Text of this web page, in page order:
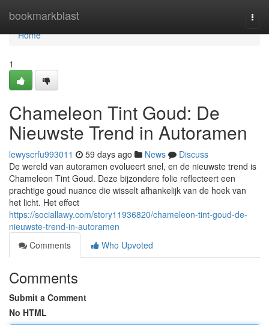
bookmarkblast
Home
Home
1
Chameleon Tint Goud: De
Nieuwste Trend in Autoramen
lewyscrfu993011 59 days ago News
Discuss
De wereld van autoramen evolueert snel, en de nieuwste trend is
Chameleon Tint Goud. Deze bijzondere folie reflecteert een
prachtige goud nuance die wisselt afhankelijk van de hoek van
het licht. Het effect
https://sociallawy.com/story11936820/chameleon-tint-goud-de-
nieuwste-trend-in-autoramen
Comments
Who Upvoted
Comments
Submit a Comment
No HTML